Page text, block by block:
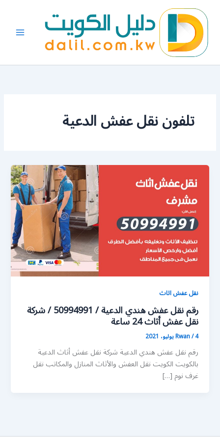
المحتوى
تلفون نقل عفش الدعية
نقل عفش اثاث
رقم نقل عفش هندي الدعية / 50994991 / شركة
نقل عفش أثاث 24 ساعة
Rwan/4 يوليو، 2021
رقم نقل عفش هندي الدعية شركة نقل عفش أثاث الدعية
بالكويت الكويت نقل العفش والأثاث المنازل والمكاتب نقل
غرف نوم […]